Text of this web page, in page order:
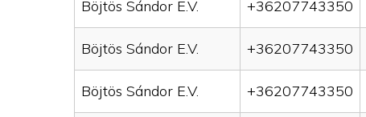
Böjtös Sándor E.V. +36207743350
Böjtös Sándor E.V. +36207743350
Böjtös Sándor E.V. +36207743350